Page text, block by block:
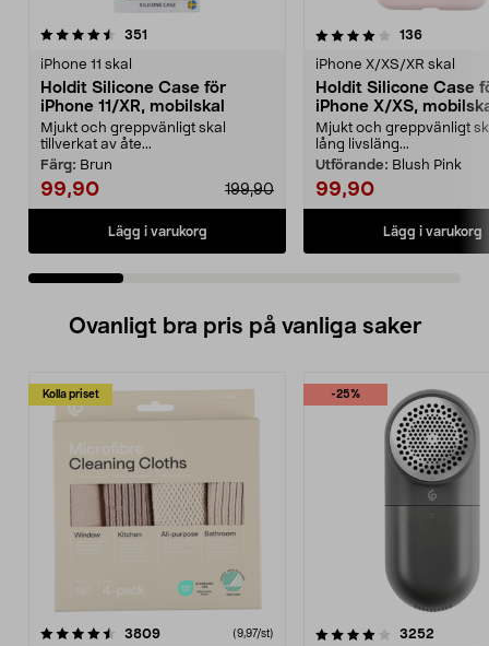
351
iPhone 11 skal
Holdit Silicone Case för
iPhone 11/XR, mobilskal
Mjukt och greppvänligt skal
tillverkat av åte...
Färg: Brun
99,90 199,90
Lägg i varukorg
4.0 av 5 stjärnor 136
iPhone X/XS/XR skal
Holdit Silicone Case
iPhone X/XS,
Mjukt och greppvänligt
lång livsläng...
Utförande: Blush Pink
99,90
Lägg i varukorg
4.5 av 5 stjärnor
Ovanligt bra pris på vanliga saker
Kolla priset
3809recensioner (9,97/st)
-25%
4.0av 5 stjärnor 3252
4.5av 5 stjärnor